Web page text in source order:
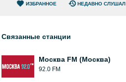
ИЗБРАННОЕ НЕДАВНО СЛУШАЛ
Связанные станции
Москва FM (Москва)
92.0 FM